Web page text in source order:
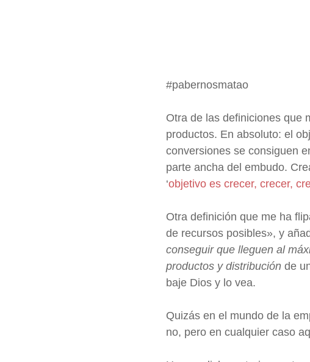
#pabernosmatao
Otra de las definiciones que
productos. En absoluto: el
conversiones se consiguen
parte ancha del embudo.
‘objetivo es crecer, crecer,
Otra definición que me ha
de recursos posibles», y
conseguir que lleguen al
productos y distribución de
baje Dios y lo vea.
Quizás en el mundo de la
no, pero en cualquier caso